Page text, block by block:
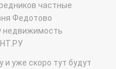
частные
Федотово
недвижимость
и уже скоро тут будут